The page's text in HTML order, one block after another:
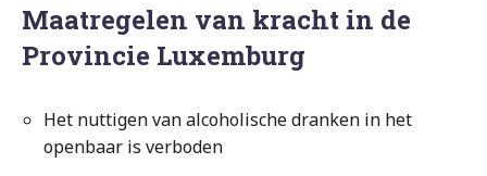
Maatregelen van kracht in de
Provincie Luxemburg
Het nuttigen van alcoholische dranken in het
openbaar is verboden